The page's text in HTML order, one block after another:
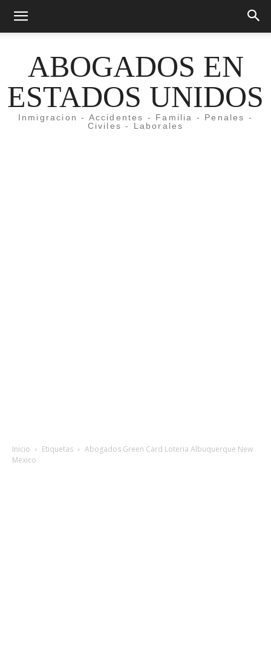
ABOGADOS EN
ESTADOS UNIDOS
Inmigracion - Accidentes - Familia - Penales -
Civiles - Laborales
Inicio Etiquetas
Abogados Green Card Loteria Albuquerque New
Mexico